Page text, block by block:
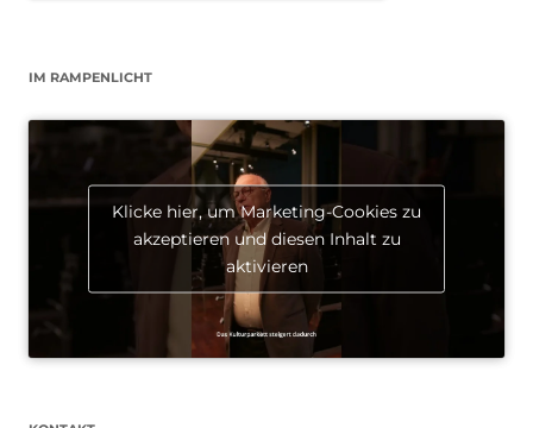
IM RAMPENLICHT
Klicke hier, um Marketing-Cookies zu
akzeptieren und diesen Inhalt zu
aktivieren